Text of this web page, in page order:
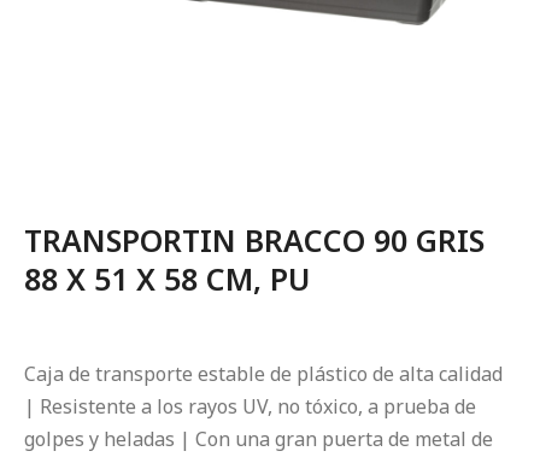
TRANSPORTIN BRACCO 90 GRIS
88 X 51 X 58 CM, PU
Caja de transporte estable de plástico de alta calidad
| Resistente a los rayos UV, no tóxico, a prueba de
golpes y heladas | Con una gran puerta de metal de